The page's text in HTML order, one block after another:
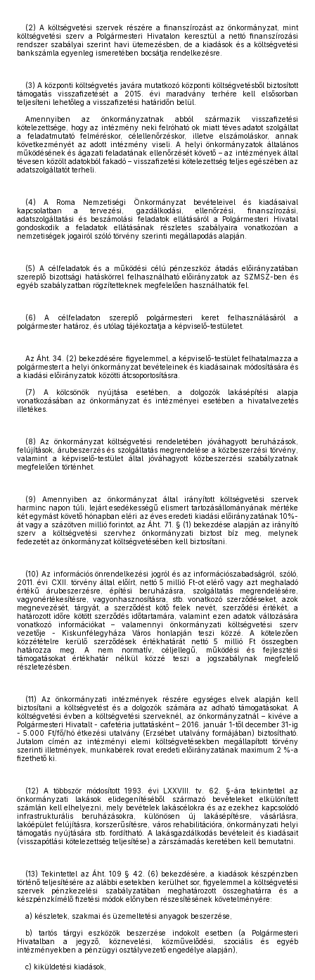
(2) A költségvetési szervek részére a finanszírozást az önkormányzat, mint
költségvetési szerv a Polgármesteri Hivatalon keresztül a nettó finanszírozási
rendszer szabályai szerint havi ütemezésben, de a kiadások és a költségvetési
bankszámla egyenleg ismeretében bocsátja rendelkezésre.
(3) A központi költségvetés javára mutatkozó központi költségvetésből biztosított
támogatás visszafizetését a 2015. évi maradvány terhére kell elsősorban
teljesíteni lehetőleg a visszafizetési határidőn belül.
Amennyiben az önkormányzatnak abból származik visszafizetési
kötelezettsége, hogy az intézmény neki felróható ok miatt téves adatot szolgáltat
a feladatmutató felméréskor, célellenőrzéskor, illetve elszámoláskor, annak
következményét az adott intézmény viseli. A helyi önkormányzatok általános
működésének és ágazati feladatának ellenőrzését követő – az intézmények által
tévesen közölt adatokból fakadó – visszafizetési kötelezettség teljes egészében az
adatszolgáltatót terheli.
(4) A Roma Nemzetiségi Önkormányzat bevételeivel és kiadásaival
kapcsolatban a tervezési, gazdálkodási, ellenőrzési, finanszírozási,
adatszolgáltatási és beszámolási feladatok ellátásáról a Polgármesteri Hivatal
gondoskodik a feladatok ellátásának részletes szabályaira vonatkozóan a
nemzetiségek jogairól szóló törvény szerinti megállapodás alapján.
(5) A célfeladatok és a működési célú pénzeszköz átadás előirányzatában
szereplő bizottsági hatáskörrel felhasználható előirányzatok az SZMSZ-ben és
egyéb szabályzatban rögzítetteknek megfelelően használhatók fel.
(6) A célfeladaton szereplő polgármesteri keret felhasználásáról a
polgármester határoz, és utólag tájékoztatja a képviselő-testületet.
Az Áht. 34. (2) bekezdésére figyelemmel, a képviselő-testület felhatalmazza a
polgármestert a helyi önkormányzat bevételeinek és kiadásainak módosítására és
a kiadási előirányzatok közötti átcsoportosításra.
(7) A kölcsönök nyújtása esetében, a dolgozók lakásépítési alapja
vonatkozásában az önkormányzat és intézményei esetében a hivatalvezetés
illetékes.
(8) Az önkormányzat költségvetési rendeletében jóváhagyott beruházások,
felújítások, árubeszerzés és szolgáltatás megrendelése a közbeszerzési törvény,
valamint a képviselő-testület által jóváhagyott közbeszerzési szabályzatnak
megfelelően történhet.
(9) Amennyiben az önkormányzat által irányított költségvetési szervek
harminc napon túli, lejárt esedékességű elismert tartozásállományának mértéke
két egymást követő hónapban eléri az éves eredeti kiadási előirányzatának 10%-
át vagy a százötven millió forintot, az Áht. 71. § (1) bekezdése alapján az irányító
szerv a költségvetési szervhez önkormányzati biztost bíz meg, melynek
fedezetét az önkormányzat költségvetésében kell biztosítani.
(10) Az információs önrendelkezési jogról és az információszabadságról, szóló,
2011. évi CXII. törvény által előírt, nettó 5 millió Ft-ot elérő vagy azt meghaladó
értékű árubeszerzésre, építési beruházásra, szolgáltatás megrendelésére,
vagyonértékesítésre, vagyonhasznosításra, stb. vonatkozó szerződéseket, azok
megnevezését, tárgyát, a szerződést kötő felek nevét, szerződési értékét, a
határozott időre kötött szerződés időtartamára, valamint ezen adatok változására
vonatkozó információkat – valamennyi önkormányzati költségvetési szerv
vezetője - Kiskunfélegyháza Város honlapján teszi közzé. A kötelezően
közzétételre kerülő szerződések értékhatárát nettó 5 millió Ft összegben
határozza meg. A nem normatív, céljellegű, működési és fejlesztési
támogatásokat értékhatár nélkül közzé teszi a jogszabálynak megfelelő
részletezésben.
(11) Az önkormányzati intézmények részére egységes elvek alapján kell
biztosítani a költségvetést és a dolgozók számára az adható támogatásokat. A
költségvetési évben a költségvetési szerveknél, az önkormányzatnál – kivéve a
Polgármesteri Hivatalt - cafetéria juttatásként – 2016. január 1-től december 31-ig
- 5.000 Ft/fő/hó étkezési utalvány (Erzsébet utalvány formájában) biztosítható.
Jutalom címén az intézményi elemi költségvetésekben megállapított törvény
szerinti illetmények, munkabérek rovat eredeti előirányzatának maximum 2 %-a
fizethető ki.
(12) A többször módosított 1993. évi LXXVIII. tv. 62. §-ára tekintettel az
önkormányzati lakások elidegenítéséből származó bevételeket elkülönített
számlán kell elhelyezni, mely bevételek lakáscélokra és az ezekhez kapcsolódó
infrastrukturális beruházásokra, különösen új lakásépítésre, vásárlásra,
lakóépület felújításra, korszerűsítésre, város rehabilitációra, önkormányzati helyi
támogatás nyújtására stb. fordítható. A lakásgazdálkodás bevételeit és kiadásait
(visszapótlási kötelezettség teljesítése) a zárszámadás keretében kell bemutatni.
(13) Tekintettel az Áht. 109 § 42. (6) bekezdésére, a kiadások készpénzben
történő teljesítésére az alábbi esetekben kerülhet sor, figyelemmel a költségvetési
szervek pénzkezelési szabályzatában meghatározott összeghatárra és a
készpénzkímélő fizetési módok előnyben részesítésének követelményére:
a) készletek, szakmai és üzemeltetési anyagok beszerzése,
b) tartós tárgyi eszközök beszerzése indokolt esetben (a Polgármesteri
Hivatalban a jegyző, köznevelési, közművelődési, szociális és egyéb
intézményekben a pénzügyi osztályvezető engedélye alapján),
c) kiküldetési kiadások,